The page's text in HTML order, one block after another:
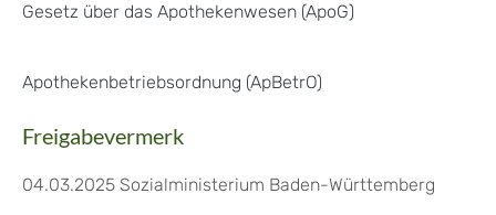
Gesetz über das Apothekenwesen (ApoG)
Apothekenbetriebsordnung (ApBetrO)
Freigabevermerk
04.03.2025 Sozialministerium Baden-Württemberg